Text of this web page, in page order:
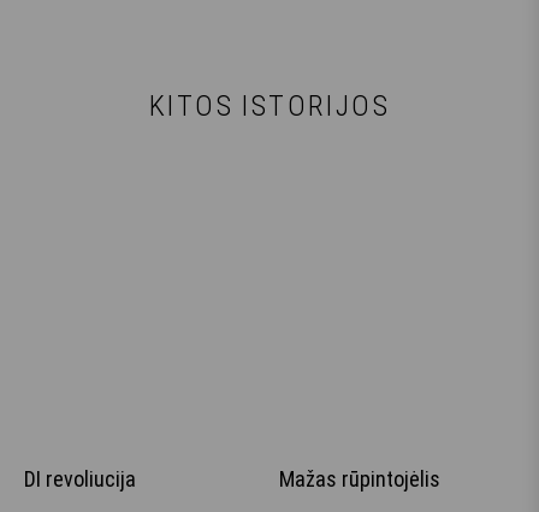
KITOS ISTORIJOS
DI revoliucija Mažas rūpintojėlis